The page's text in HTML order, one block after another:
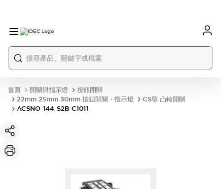
首頁 開關與指示燈
按鈕開關
22mm 25mm 30mm 按鈕開關・指示燈
CS型 凸輪開關
ACSNO-144-S2B-C1011